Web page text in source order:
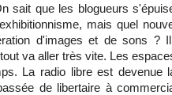
sait que les blogueurs
mais quel
d'images et de sons ?
va aller très vite. Les
La radio libre est devenue
de libertaire à